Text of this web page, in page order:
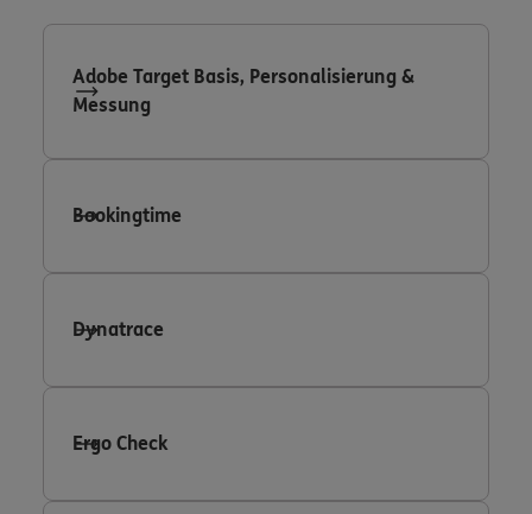
Adobe Target Basis, Personalisierung &
Messung
Bookingtime
Dynatrace
Ergo Check